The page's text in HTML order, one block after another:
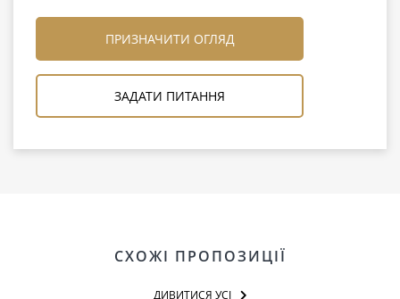
ПРИЗНАЧИТИ ОГЛЯД
ЗАДАТИ ПИТАННЯ
СХОЖІ ПРОПОЗИЦІЇ
ДИВИТИСЯ УСІ